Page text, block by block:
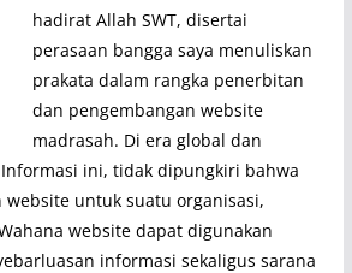
hadirat Allah SWT, disertai
perasaan bangga saya menuliskan
prakata dalam rangka penerbitan
dan pengembangan website
madrasah. Di era global dan
ini, tidak dipungkiri bahwa
website untuk suatu organisasi,
website dapat digunakan
informasi sekaligus sarana